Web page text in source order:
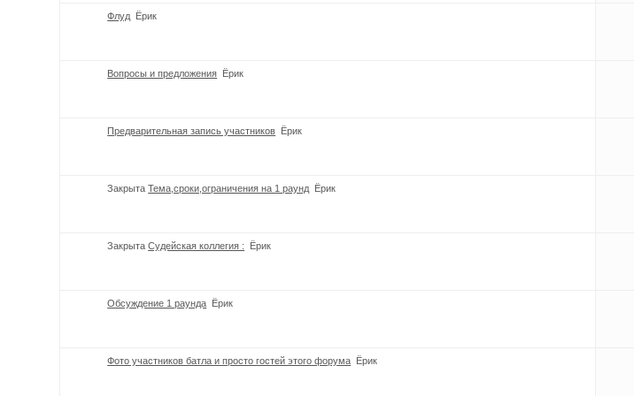
Флуд Ёрик
Вопросы и предложения Ёрик
Предварительная запись участников Ёрик
ЗакрытаТема,сроки,ограничения на 1 раунд Ёрик
ЗакрытаСудейская коллегия :
Ёрик
Обсуждение 1 раунда Ёрик
Фото участников батла и просто гостей этого форума Ёрик